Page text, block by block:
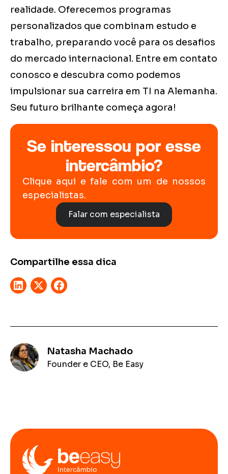
realidade. Oferecemos programas
personalizados que combinam estudo e
trabalho, preparando você para os desafios
do mercado internacional. Entre em contato
conosco e descubra como podemos
impulsionar sua carreira em TI na Alemanha.
Seu futuro brilhante começa agora!
Se interessou por esse
intercâmbio?
Clique aqui e fale com um de nossos
especialistas.
Falar com especialista
Compartilhe essa dica
Natasha Machado
Founder e CEO, Be Easy